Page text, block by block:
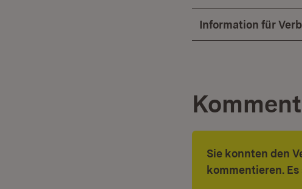
Information für
Sie konnten den
kommentieren.